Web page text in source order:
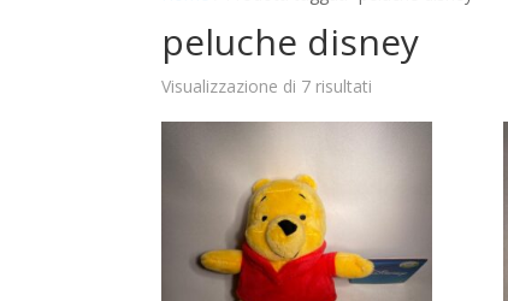
peluche disney
Visualizzazione di 7 risultati